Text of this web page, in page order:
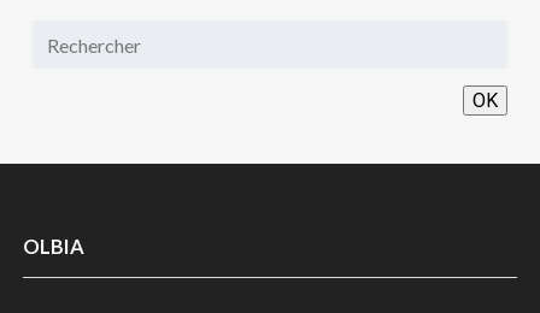
OK
OLBIA